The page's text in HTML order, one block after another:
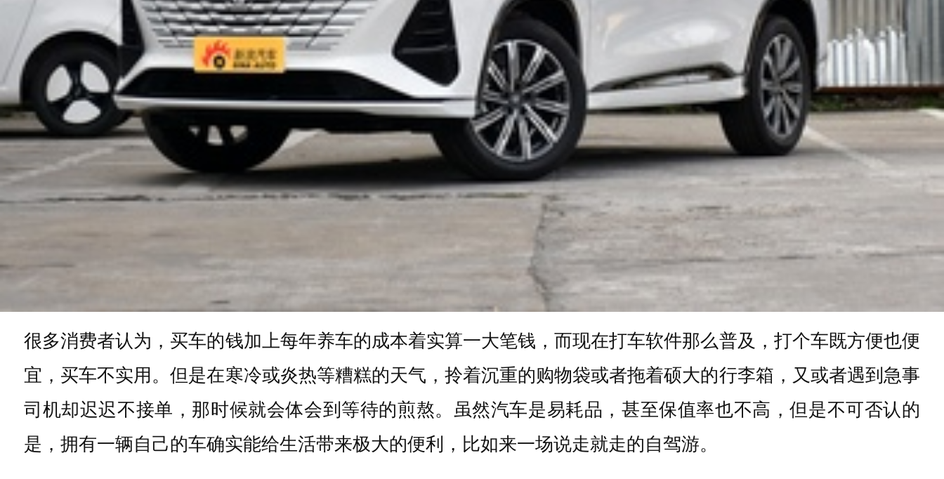
很多消费者认为，买车的钱加上每年养车的成本着实算一大笔钱，而现在打车软件那么普及，打个车既方便也便
宜，买车不实用。但是在寒冷或炎热等糟糕的天气，拎着沉重的购物袋或者拖着硕大的行李箱，又或者遇到急事
司机却迟迟不接单，那时候就会体会到等待的煎熬。虽然汽车是易耗品，甚至保值率也不高，但是不可否认的
是，拥有一辆自己的车确实能给生活带来极大的便利，比如来一场说走就走的自驾游。